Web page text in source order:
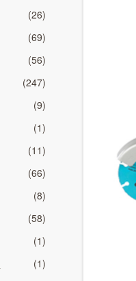
(26)
(69)
(56)
(247)
(9)
(1)
(11)
(66)
(8)
(58)
(1)
(1)